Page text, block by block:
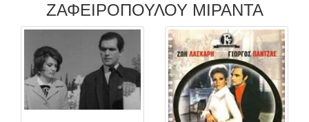
ΖΑΦΕΙΡΟΠΟΥΛΟΥ ΜΙΡΑΝΤΑ